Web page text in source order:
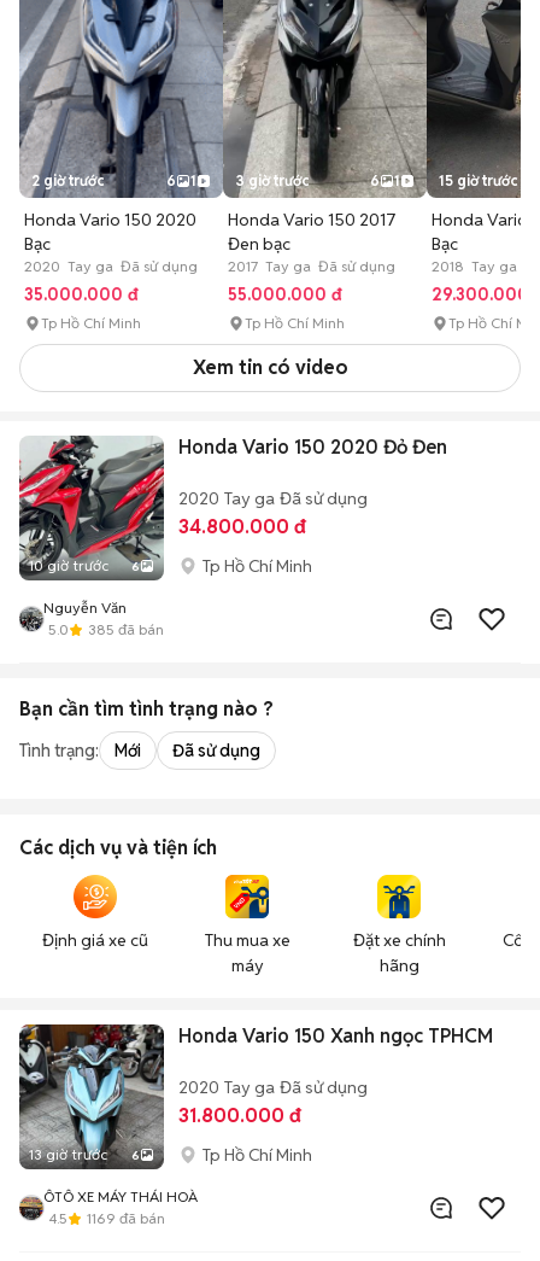
2 giờ trước 6 1
Honda Vario 150 2020
Bạc
2020 Tay ga Đã sử dụng
35.000.000 đ
Tp Hồ Chí Minh
3 giờ trước 6 1
Honda Vario 150 2017
Đen bạc
2017 Tay ga Đã sử dụng
55.000.000 đ
Tp Hồ Chí Minh
15 giờ trước
Honda Vario
Bạc
2018 Tay ga
29.300.000
Tp Hồ Chí
Xem tin có video
10 giờ trước 6
Honda Vario 150 2020 Đỏ Đen
2020 Tay ga Đã sử dụng
34.800.000 đ
Tp Hồ Chí Minh
Nguyễn Văn
5.0
385 đã bán
Bạn cần tìm tình trạng nào ?
Tình trạng: Mới Đã sử dụng
Các dịch vụ và tiện ích
Định giá xe cũ
Thu mua xe
máy
Đặt xe chính
hãng
13 giờ trước 6
Honda Vario 150 Xanh ngọc TPHCM
2020 Tay ga Đã sử dụng
31.800.000 đ
Tp Hồ Chí Minh
ÔTÔ XE MÁY THÁI HOÀ
4.5
1169 đã bán